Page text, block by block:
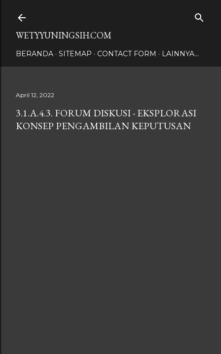
WETYYUNINGSIH.COM
BERANDA SITEMAP CONTACT FORM LAINNYA…
April 12, 2022
3.1.A.4.3. FORUM DISKUSI - EKSPLORASI
KONSEP PENGAMBILAN KEPUTUSAN